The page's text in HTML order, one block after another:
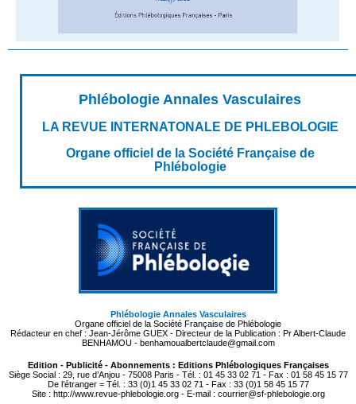
Phlébologie Annales Vasculaires
LA REVUE INTERNATONALE DE PHLEBOLOGIE
Organe officiel de la Société Française de
Phlébologie
Phlébologie Annales Vasculaires
Organe officiel de la Société Française de Phlébologie
Rédacteur en chef : Jean-Jérôme GUEX - Directeur de la Publication : Pr Albert-Claude
BENHAMOU - benhamoualbertclaude@gmail.com
Edition - Publicité - Abonnements : Editions Phlébologiques Françaises
Siège Social : 29, rue d’Anjou - 75008 Paris - Tél. : 01 45 33 02 71 - Fax : 01 58 45 15 77
De l’étranger = Tél. : 33 (0)1 45 33 02 71 - Fax : 33 (0)1 58 45 15 77
Site : http://www.revue-phlebologie.org - E-mail : courrier@sf-phlebologie.org